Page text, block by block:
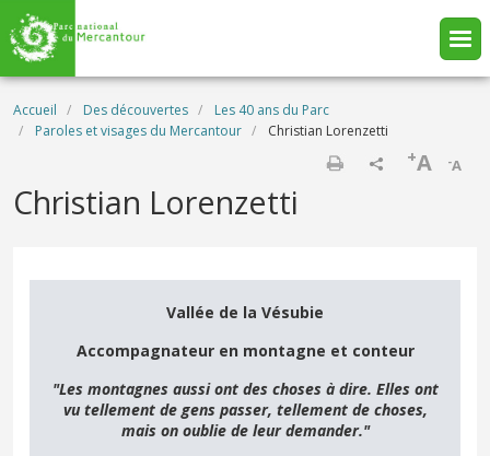
Aller au contenu principal
Fil d'Ariane
Accueil Des découvertes
Les 40 ans du Parc
Paroles et visages du Mercantour
Christian Lorenzetti
-A
+A
Christian Lorenzetti
Vallée de la Vésubie
Accompagnateur en montagne et conteur
"Les montagnes aussi ont des choses à dire. Elles ont
vu tellement de gens passer, tellement de choses,
mais on oublie de leur demander."